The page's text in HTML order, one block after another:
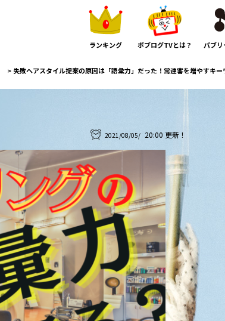
ランキング ボブログTVとは？ パブ
> 失敗ヘアスタイル提案の原因は「語彙力」だった！常連客を増やすキ
2021/08/05/ 20:00 更新！